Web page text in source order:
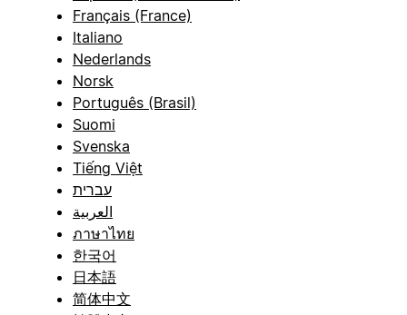
Français (France)
Italiano
Nederlands
Norsk
Português (Brasil)
Suomi
Svenska
Tiếng Việt
עברית
العربية
ภาษาไทย
한국어
日本語
简体中文